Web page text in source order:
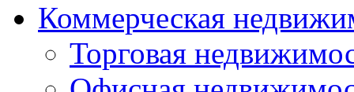
Коммерческая
Торговая